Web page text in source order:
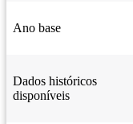
Ano base
Dados históricos
disponíveis